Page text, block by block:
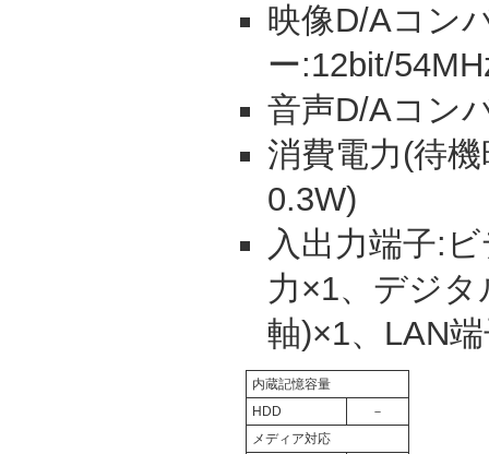
映像D/Aコン
ー:12bit/
音声D/Aコン
消費電力(待
0.3W)
入出力端子:
力×1、デジ
軸)×1、LAN
内蔵記憶容量
HDD －
メディア対応